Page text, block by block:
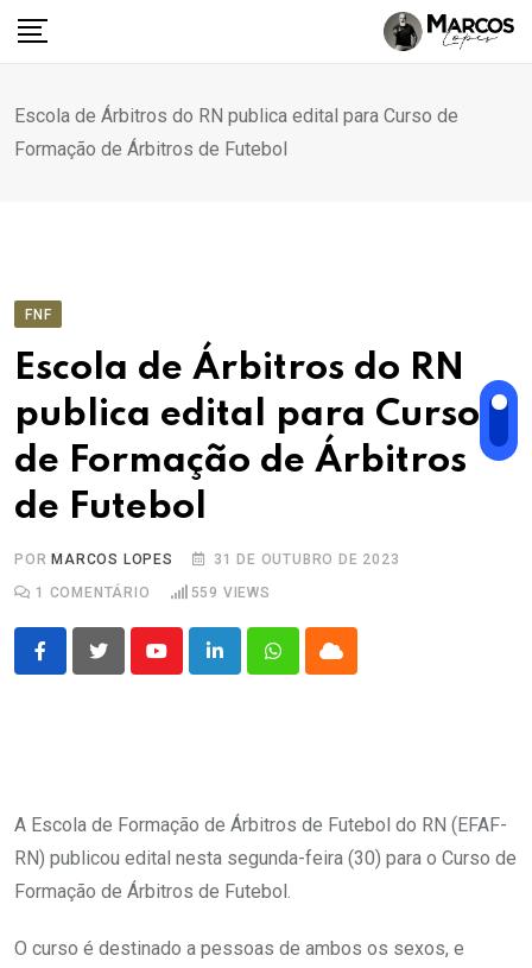
para
conteúdo
Escola de Árbitros do RN publica edital para Curso de
Formação de Árbitros de Futebol
FNF
Escola de Árbitros do RN
publica edital para Curso
de Formação de Árbitros
de Futebol
PORMARCOS LOPES
31 DE OUTUBRO DE 2023
1 COMENTÁRIO 559 VIEWS
YoutubeLinkedInWhatsappCloud
A Escola de Formação de Árbitros de Futebol do RN (EFAF-
RN) publicou edital nesta segunda-feira (30) para o Curso de
Formação de Árbitros de Futebol.
O curso é destinado a pessoas de ambos os sexos, e